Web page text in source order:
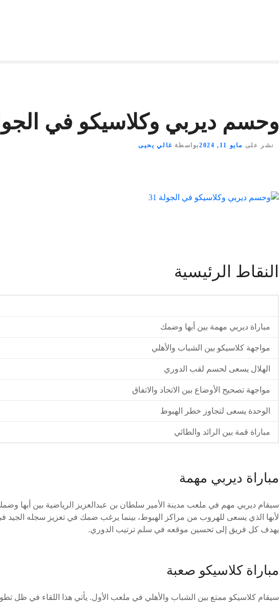
وحسم ديربي وكلاسيكو في الجولة
نشر على مايو 11, 2024 بواسطة غالي يحيى
النقاط الرئيسية
مباراة ديربي مهمة بين أبها وضمك
مواجهة كلاسيكو بين الشباب والأهلي
الهلال يسعى لحسم لقب الدوري
مواجهة تصحيح الأوضاع بين الاتحاد والاتفاق
الوحدة يسعى لتجاوز خطر الهبوط
مباراة قمة بين الرائد والطائي
مباراة ديربي مهمة
سيقام ديربي مهم في ملعب مدينة الأمير سلطان بن عبدالعزيز الرياضية بين أبها
لأبها الذي يسعى للهروب من مراكز الهبوط، بينما يرغب ضمك في تعزيز سجله الجيد
يهدف كل فريق إلى تحسين موقعه في سلم ترتيب الدوري.
مباراة كلاسيكو صعبة
سيقام كلاسيكو ممتع بين الشباب والأهلي في ملعب الأول. يأتي هذا اللقاء في ظل